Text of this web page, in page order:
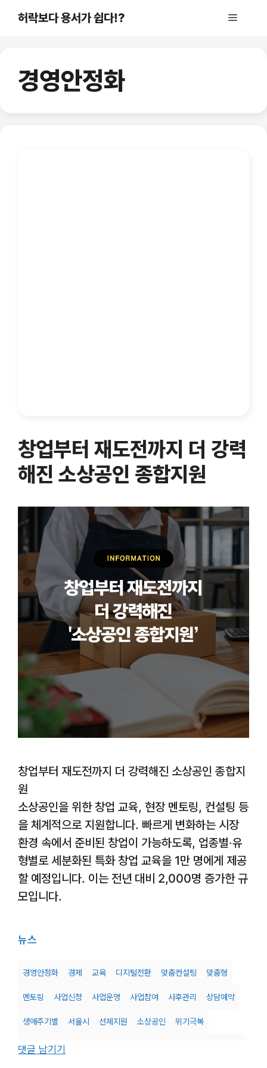
허락보다 용서가 쉽다!? 메
경영안정화
창업부터 재도전까지 더 강력
해진 소상공인 종합지원
창업부터 재도전까지 더 강력해진 소상공인 종합지
원
소상공인을 위한 창업 교육, 현장 멘토링, 컨설팅 등
을 체계적으로 지원합니다. 빠르게 변화하는 시장
환경 속에서 준비된 창업이 가능하도록, 업종별‧유
형별로 세분화된 특화 창업 교육을 1만 명에게 제공
할 예정입니다. 이는 전년 대비 2,000명 증가한 규
모입니다.
뉴스
경영안정화 경제 교육 디지털전환 맞춤컨설팅 맞춤형
멘토링 사업신청 사업운영 사업참여 사후관리 상담예약
생애주기별 서울시 선제지원 소상공인 위기극복
위기소상공인
댓글 남기기